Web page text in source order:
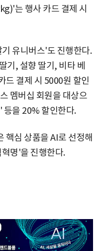
는 행사 카드 결제 시
유니버스'도 진행한다.
기, 설향 딸기, 비타 베
드 결제 시 5000원 할인
멤버십 회원을 대상으
등을 20% 할인한다.
핵심 상품을 AI로 선정해
명'을 진행한다.